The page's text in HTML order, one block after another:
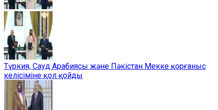
Түркия, Сауд Арабиясы және Пәкістан Мекке қорғаныс
келісіміне қол қойды